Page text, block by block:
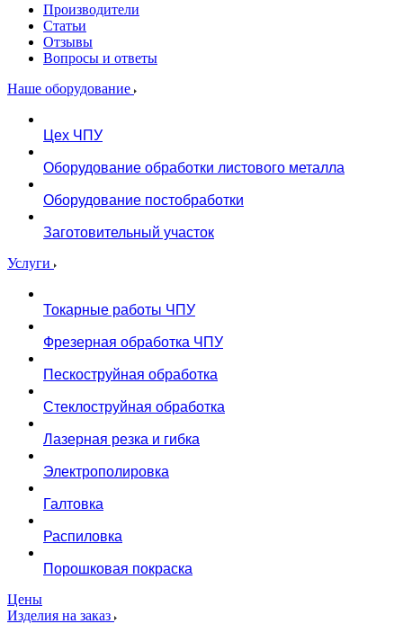
Производители
Статьи
Отзывы
Вопросы и ответы
Наше оборудование
Цех ЧПУ
Оборудование обработки листового металла
Оборудование постобработки
Заготовительный участок
Услуги
Токарные работы ЧПУ
Фрезерная обработка ЧПУ
Пескоструйная обработка
Стеклоструйная обработка
Лазерная резка и гибка
Электрополировка
Галтовка
Распиловка
Порошковая покраска
Цены
Изделия на заказ